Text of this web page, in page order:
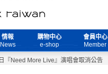
情報
News
購物中心
e-shop
會員中心
Member
Live』演唱會取消公告